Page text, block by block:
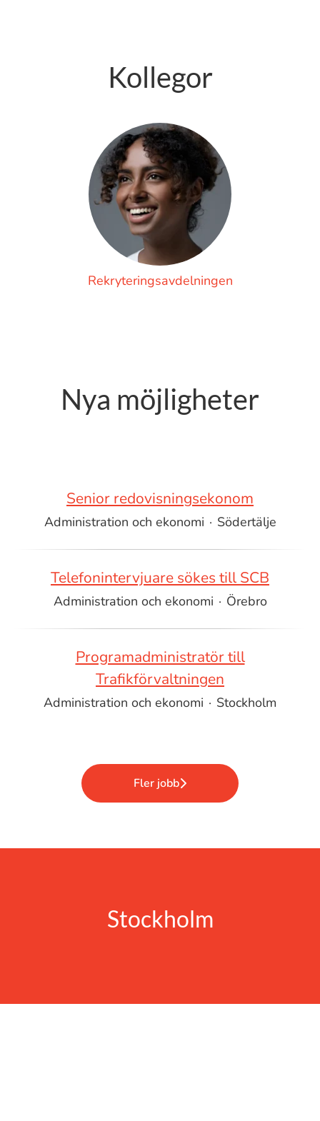
Kollegor
Rekryteringsavdelningen
Nya möjligheter
Senior redovisningsekonom
Administration och ekonomi · Södertälje
Telefonintervjuare sökes till SCB
Administration och ekonomi · Örebro
Programadministratör till
Trafikförvaltningen
Administration och ekonomi · Stockholm
Fler jobb
Stockholm